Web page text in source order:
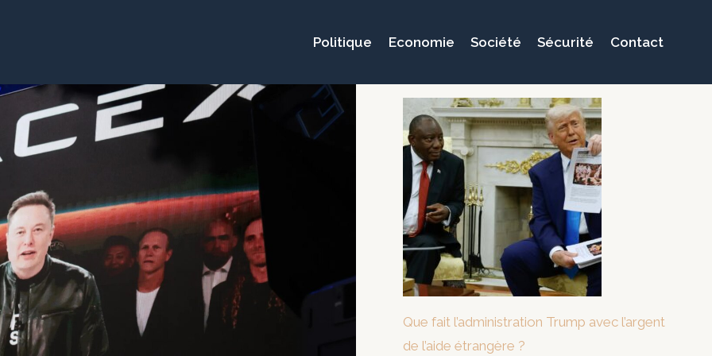
Politique Economie Société Sécurité Contact
Que fait l’administration Trump avec l’argent
de l’aide étrangère ?